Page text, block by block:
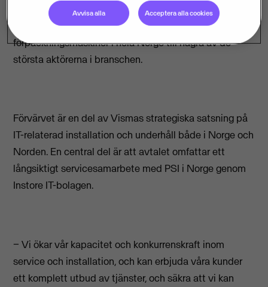
butiksdata, betalningslösningar, bankterminaler,
varuautomater, returautomater och
förpackningsmaskiner i hela Norge till några av de
största aktörerna i branschen.
Förvärvet är en del av Vismas strategiska satsning på
IT-relaterad installation och underhåll både i Norge och
Norden. En central del är att avtalet omfattar ett
långsiktigt servicesamarbete med PSI i Norge genom
Instore IT-bolagen.
− Vi ökar vår kapacitet och konkurrenskraft inom
service och installation, och kan erbjuda våra kunder
ett komplett utbud av tjänster, och säkra att vi kan
Avvisa alla Acceptera alla cookies